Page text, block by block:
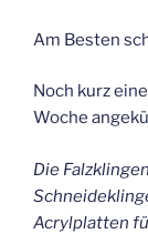
Am Besten
Noch kurz
Woche
Die
Acrylplatten